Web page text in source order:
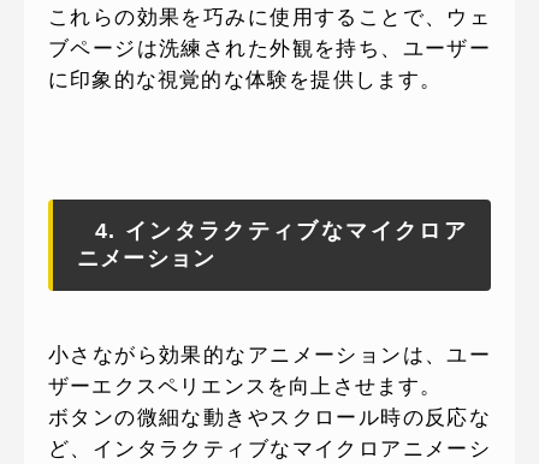
これらの効果を巧みに使用することで、ウェ
ブページは洗練された外観を持ち、ユーザー
に印象的な視覚的な体験を提供します。
4. インタラクティブなマイクロア
ニメーション
小さながら効果的なアニメーションは、ユー
ザーエクスペリエンスを向上させます。
ボタンの微細な動きやスクロール時の反応な
ど、インタラクティブなマイクロアニメーシ